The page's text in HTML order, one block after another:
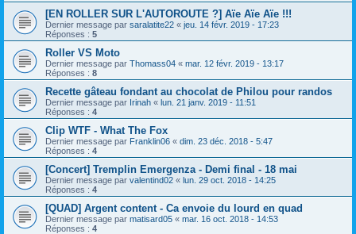
[EN ROLLER SUR L'AUTOROUTE ?] Aïe Aïe Aïe !!!
Dernier message par saralatite22 « jeu. 14 févr. 2019 - 17:23
Réponses : 5
Roller VS Moto
Dernier message par Thomass04 « mar. 12 févr. 2019 - 13:17
Réponses : 8
Recette gâteau fondant au chocolat de Philou pour randos
Dernier message par Irinah « lun. 21 janv. 2019 - 11:51
Réponses : 4
Clip WTF - What The Fox
Dernier message par Franklin06 « dim. 23 déc. 2018 - 5:47
Réponses : 4
[Concert] Tremplin Emergenza - Demi final - 18 mai
Dernier message par valentind02 « lun. 29 oct. 2018 - 14:25
Réponses : 4
[QUAD] Argent content - Ca envoie du lourd en quad
Dernier message par matisard05 « mar. 16 oct. 2018 - 14:53
Réponses : 4